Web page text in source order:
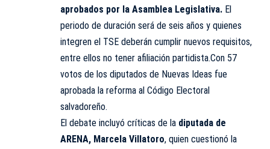
aprobados por la Asamblea Legislativa. El
periodo de duración será de seis años y quienes
integren el TSE deberán cumplir nuevos requisitos,
entre ellos no tener afiliación partidista.Con 57
votos de los diputados de Nuevas Ideas fue
aprobada la reforma al Código Electoral
salvadoreño.
El debate incluyó críticas de la diputada de
ARENA, Marcela Villatoro, quien cuestionó la